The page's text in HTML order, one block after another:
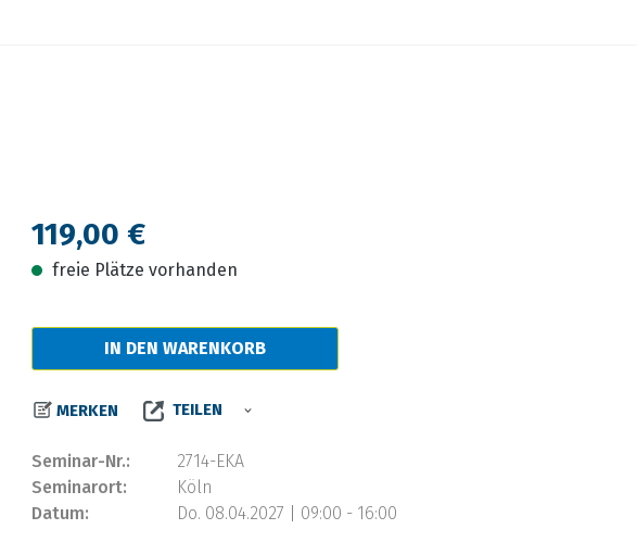
Regulärer Preis:
119,00 €
freie Plätze vorhanden
IN DEN WARENKORB
MERKEN TEILEN
Seminar-Nr.:
2714-EKA
Seminarort:
Köln
Datum:
Do. 08.04.2027 | 09:00 - 16:00